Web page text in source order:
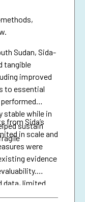
Sudan, Sida-
tangible
improved
to essential
stable while in
sustain
from Sida’s
in scale and
were
evidence
data, limited
national data